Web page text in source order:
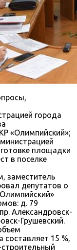
города
«Олимпийский»;
площадки
в поселке
заместитель
депутатов о
д. 79
Александровск-
Грушевский.
составляет 15 %,